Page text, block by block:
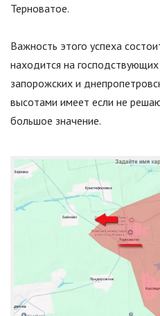
Терноватое.
Важность этого успеха
находится на
запорожских и
высотами имеет если не
большое значение.